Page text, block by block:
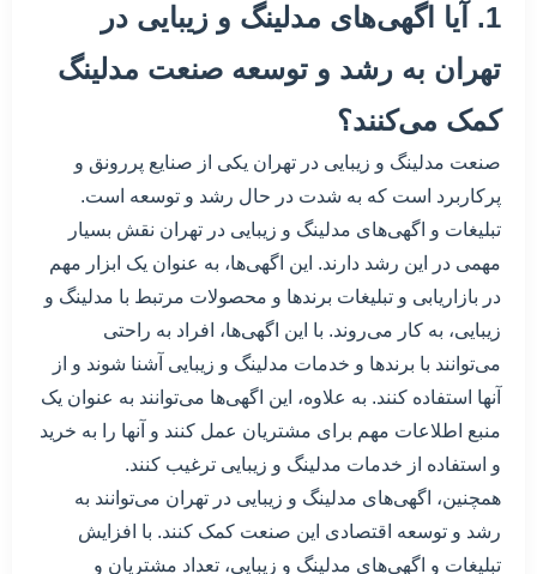
1. آیا اگهی‌های مدلینگ و زیبایی در
تهران به رشد و توسعه صنعت مدلینگ
کمک می‌کنند؟
صنعت مدلینگ و زیبایی در تهران یکی از صنایع پررونق و
پرکاربرد است که به شدت در حال رشد و توسعه است.
تبلیغات و اگهی‌های مدلینگ و زیبایی در تهران نقش بسیار
مهمی در این رشد دارند. این اگهی‌ها، به عنوان یک ابزار مهم
در بازاریابی و تبلیغات برندها و محصولات مرتبط با مدلینگ و
زیبایی، به کار می‌روند. با این اگهی‌ها، افراد به راحتی
می‌توانند با برندها و خدمات مدلینگ و زیبایی آشنا شوند و از
آنها استفاده کنند. به علاوه، این اگهی‌ها می‌توانند به عنوان یک
منبع اطلاعات مهم برای مشتریان عمل کنند و آنها را به خرید
و استفاده از خدمات مدلینگ و زیبایی ترغیب کنند.
همچنین، اگهی‌های مدلینگ و زیبایی در تهران می‌توانند به
رشد و توسعه اقتصادی این صنعت کمک کنند. با افزایش
تبلیغات و اگهی‌های مدلینگ و زیبایی، تعداد مشتریان و